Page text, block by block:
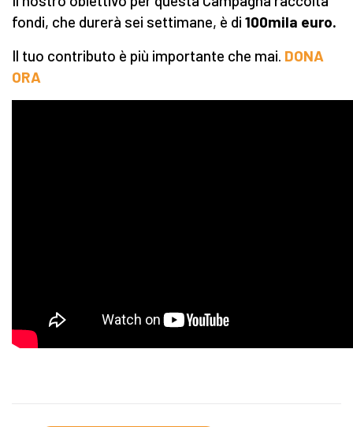
fondi, che durerà sei settimane, è di 100mila euro.
Il tuo contributo è più importante che mai. DONA
ORA